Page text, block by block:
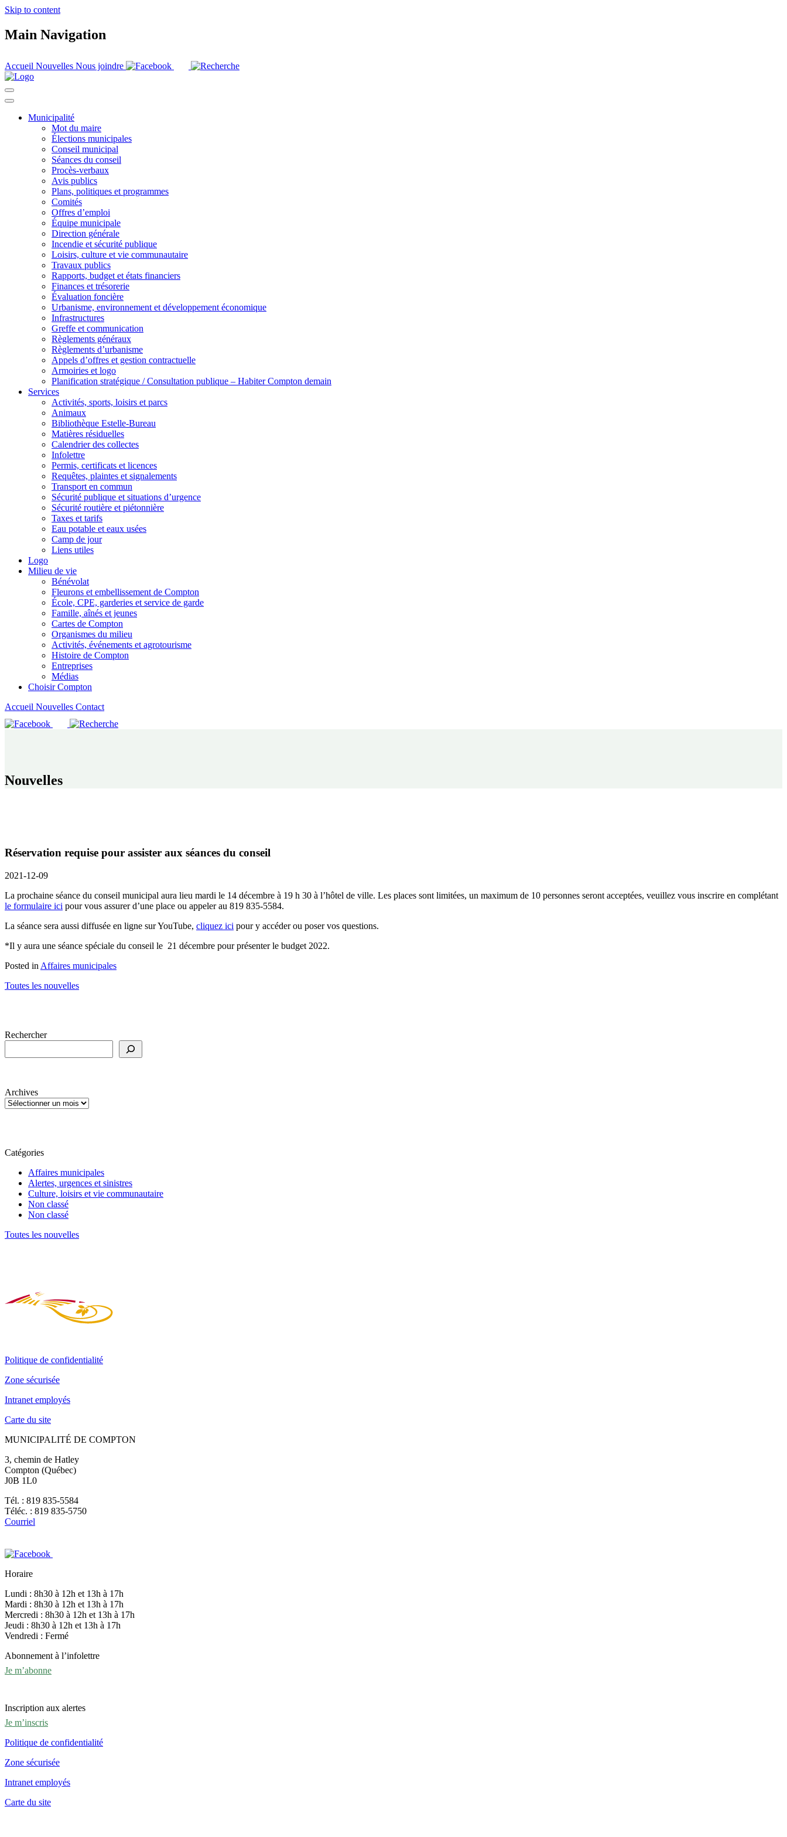
Skip to content
Main Navigation
Accueil Nouvelles Nous joindre
Municipalité
Mot du maire
Élections municipales
Conseil municipal
Séances du conseil
Procès-verbaux
Avis publics
Plans, politiques et programmes
Comités
Offres d’emploi
Équipe municipale
Direction générale
Incendie et sécurité publique
Loisirs, culture et vie communautaire
Travaux publics
Rapports, budget et états financiers
Finances et trésorerie
Évaluation foncière
Urbanisme, environnement et développement économique
Infrastructures
Greffe et communication
Règlements généraux
Règlements d’urbanisme
Appels d’offres et gestion contractuelle
Armoiries et logo
Planification stratégique / Consultation publique – Habiter Compton demain
Services
Activités, sports, loisirs et parcs
Animaux
Bibliothèque Estelle-Bureau
Matières résiduelles
Calendrier des collectes
Infolettre
Permis, certificats et licences
Requêtes, plaintes et signalements
Transport en commun
Sécurité publique et situations d’urgence
Sécurité routière et piétonnière
Taxes et tarifs
Eau potable et eaux usées
Camp de jour
Liens utiles
Logo
Milieu de vie
Bénévolat
Fleurons et embellissement de Compton
École, CPE, garderies et service de garde
Famille, aînés et jeunes
Cartes de Compton
Organismes du milieu
Activités, événements et agrotourisme
Histoire de Compton
Entreprises
Médias
Choisir Compton
Accueil Nouvelles Contact
Nouvelles
Réservation requise pour assister aux séances du conseil
2021-12-09
La prochaine séance du conseil municipal aura lieu mardi le 14 décembre à 19 h 30 à l’hôtel de ville. Les places sont limitées, un maximum de 10 personnes seront acceptées, veuillez vous inscrire en complétant
le formulaire ici pour vous assurer d’une place ou appeler au 819 835-5584.
La séance sera aussi diffusée en ligne sur YouTube, cliquez ici pour y accéder ou poser vos questions.
*Il y aura une séance spéciale du conseil le 21 décembre pour présenter le budget 2022.
Posted in Affaires municipales
Toutes les nouvelles
Rechercher
Archives
Catégories
Affaires municipales
Alertes, urgences et sinistres
Culture, loisirs et vie communautaire
Non classé
Non classé
Toutes les nouvelles
Politique de confidentialité
Zone sécurisée
Intranet employés
Carte du site
MUNICIPALITÉ DE COMPTON
3, chemin de Hatley
Compton (Québec)
J0B 1L0
Tél. : 819 835-5584
Téléc. : 819 835-5750
Courriel
Horaire
Lundi : 8h30 à 12h et 13h à 17h
Mardi : 8h30 à 12h et 13h à 17h
Mercredi : 8h30 à 12h et 13h à 17h
Jeudi : 8h30 à 12h et 13h à 17h
Vendredi : Fermé
Abonnement à l’infolettre
Je m’abonne
Inscription aux alertes
Je m’inscris
Politique de confidentialité
Zone sécurisée
Intranet employés
Carte du site